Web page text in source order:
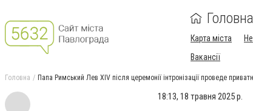
Головна
Карта міста
Вакансії
Головна Папа Римський Лев XIV після церемонії інтронізації проведе
18:13, 18 травня 2025 р.